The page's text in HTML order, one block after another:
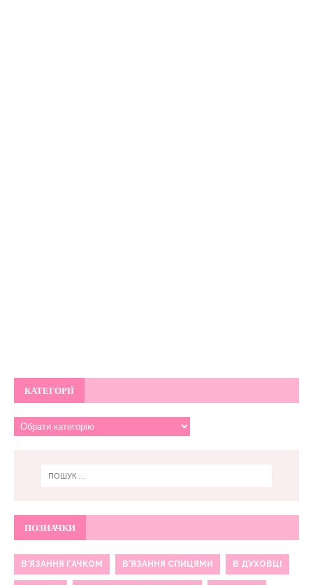
КАТЕГОРІЇ
ПОЗНАЧКИ
В'ЯЗАННЯ ГАЧКОМ В'ЯЗАННЯ СПИЦЯМИ В ДУХОВЦІ